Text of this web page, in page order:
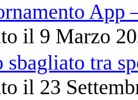
App
il 9 Marzo
sbagliato tra
il 23